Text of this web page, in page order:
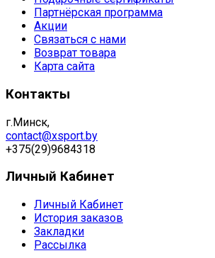
Партнёрская программа
Акции
Связаться с нами
Возврат товара
Карта сайта
Контакты
г.Минск,
contact@xsport.by
+375(29)9684318
Личный Кабинет
Личный Кабинет
История заказов
Закладки
Рассылка